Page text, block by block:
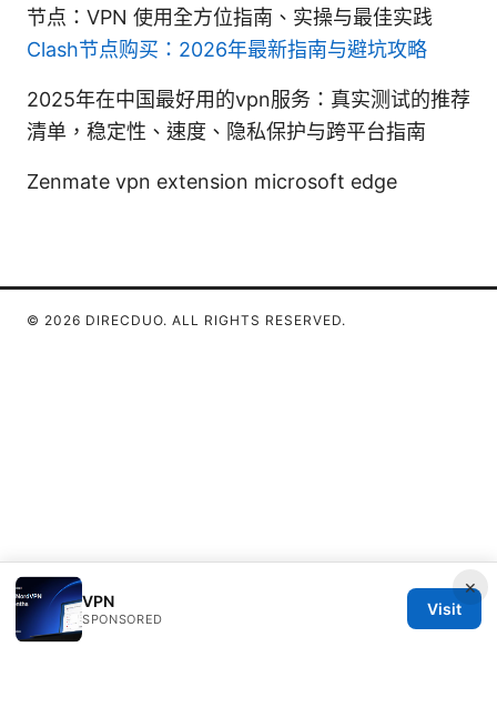
节点：VPN 使用全方位指南、实操与最佳实践
Clash节点购买：2026年最新指南与避坑攻略
2025年在中国最好用的vpn服务：真实测试的推荐
清单，稳定性、速度、隐私保护与跨平台指南
Zenmate vpn extension microsoft edge
×
VPN
SPONSORED
Visit
© 2026 DIRECDUO. ALL RIGHTS RESERVED.